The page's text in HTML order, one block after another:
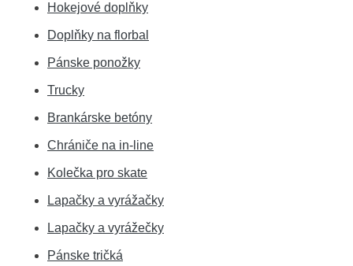
Hokejové doplňky
Doplňky na florbal
Pánske ponožky
Trucky
Brankárske betóny
Chrániče na in-line
Kolečka pro skate
Lapačky a vyrážačky
Lapačky a vyrážečky
Pánske tričká